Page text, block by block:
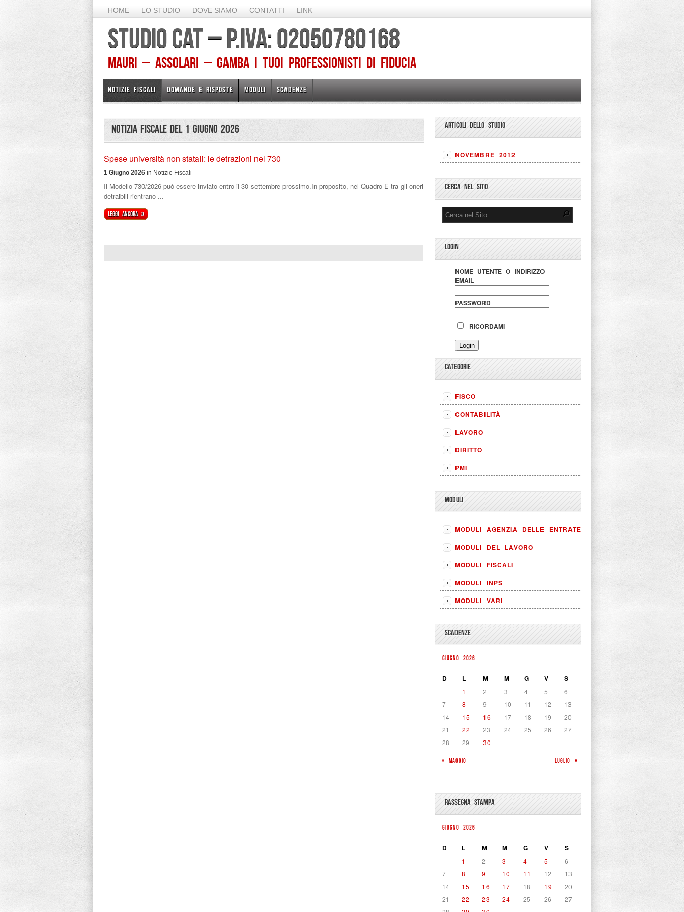
HOME LO STUDIO DOVE SIAMO CONTATTI LINK
STUDIO CAT – P.IVA: 02050780168
Mauri – Assolari – Gamba I TUOI PROFESSIONISTI DI FIDUCIA
NOTIZIE FISCALI DOMANDE E RISPOSTE MODULI SCADENZE
Notizia Fiscale del 1 Giugno 2026
Spese università non statali: le detrazioni nel 730
1 Giugno 2026 in Notizie Fiscali
Il Modello 730/2026 può essere inviato entro il 30 settembre prossimo.In proposito, nel Quadro E tra gli oneri
detraibili rientrano ...
Leggi ancora »
ARTICOLI DELLO STUDIO
NOVEMBRE 2012
CERCA NEL SITO
LOGIN
NOME UTENTE O INDIRIZZO
EMAIL
PASSWORD
RICORDAMI
CATEGORIE
FISCO
CONTABILITÀ
LAVORO
DIRITTO
PMI
MODULI
MODULI AGENZIA DELLE ENTRATE
MODULI DEL LAVORO
MODULI FISCALI
MODULI INPS
MODULI VARI
SCADENZE
GIUGNO 2026
D L M M G V S
« MAGGIO LUGLIO »
1 2 3 4 5
6
7
8 9 10 11 12
13
14
15 16 17 18 19
20
21
22 23 24 25 26
27
28
29 30
RASSEGNA STAMPA
GIUGNO 2026
D L M M G V S
1 2 3 4 5
6
7
8 9 10 11 12
13
14
15 16 17 18 19
20
21
22 23 24 25 26
27